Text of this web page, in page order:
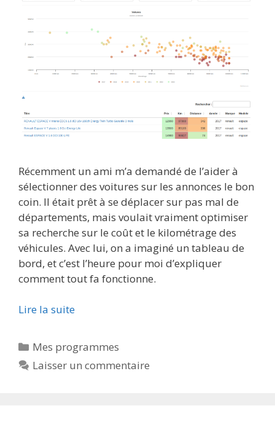
Récemment un ami m’a demandé de l’aider à
sélectionner des voitures sur les annonces le bon
coin. Il était prêt à se déplacer sur pas mal de
départements, mais voulait vraiment optimiser
sa recherche sur le coût et le kilométrage des
véhicules. Avec lui, on a imaginé un tableau de
bord, et c’est l’heure pour moi d’expliquer
comment tout fa fonctionne.
Lire la suite
Catégories
Mes programmes
Laisser un commentaire